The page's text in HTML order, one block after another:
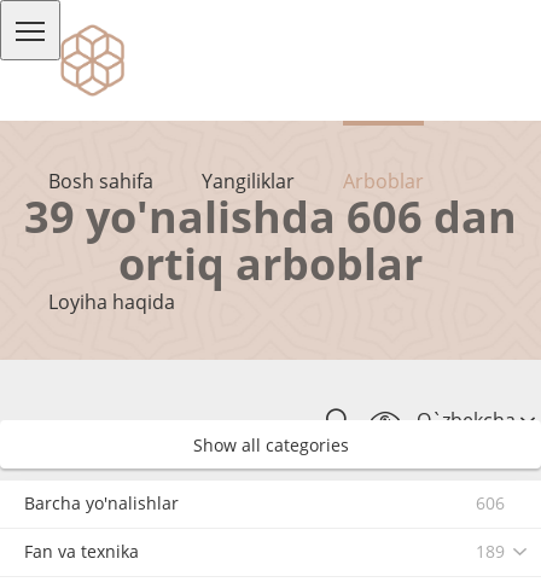
Bosh sahifa Yangiliklar Arboblar
Loyiha haqida
O`zbekcha
39 yo'nalishda 606 dan
ortiq arboblar
Show all categories
Barcha yo'nalishlar 606
Fan va texnika 189